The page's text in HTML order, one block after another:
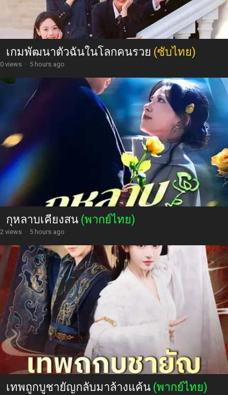
เกมพัฒนาตัวฉันในโลกคนรวย (ซับไทย)
0 views · 5 hours ago
กุหลาบเคียงสน (พากย์ไทย)
2 views · 5 hours ago
เทพถูกบูชายัญกลับมาล้างแค้น (พากย์ไทย)